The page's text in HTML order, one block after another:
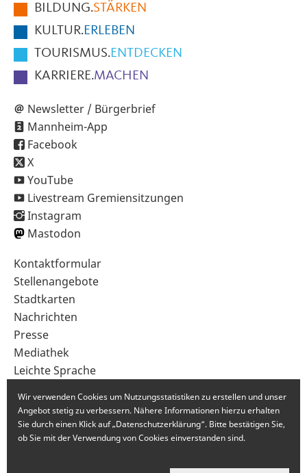
SeiteBILDUNG.STÄRKEN
KULTUR.ERLEBEN
TOURISMUS.ENTDECKEN
KARRIERE.MACHEN
Newsletter / Bürgerbrief
Mannheim-App
Facebook
X
YouTube
Livestream Gremiensitzungen
Instagram
Mastodon
Sekundärnavigation
im
Fußbereich
Kontaktformular
Stellenangebote
Stadtkarten
Nachrichten
Presse
Mediathek
Leichte Sprache
Wir verwenden Cookies um Nutzungsstatistiken zu erstellen und unser
Angebot stetig zu verbessern. Nähere Informationen hierzu erhalten
Sie durch einen Klick auf „Datenschutzerklärung“. Bitte bestätigen Sie,
ob Sie mit der Verwendung von Cookies einverstanden sind.